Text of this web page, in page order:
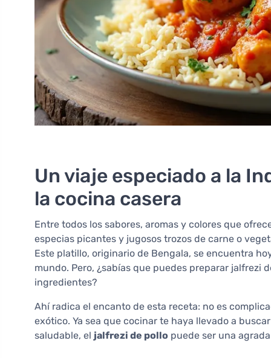
Un viaje especiado a la
la cocina casera
Entre todos los sabores, aromas y colores que
especias picantes y jugosos trozos de carne o
Este platillo, originario de Bengala, se encuentra
mundo. Pero, ¿sabías que puedes preparar jalfrezi
ingredientes?
Ahí radica el encanto de esta receta: no es
exótico. Ya sea que cocinar te haya llevado a
saludable, el jalfrezi de pollo puede ser una